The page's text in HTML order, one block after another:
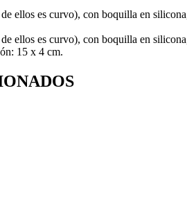
ellos es curvo), con boquilla en
ellos es curvo), con boquilla en
15 x 4 cm.